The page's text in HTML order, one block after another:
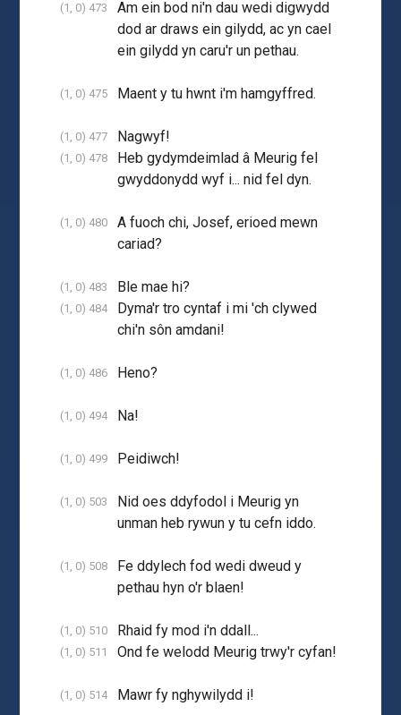
(1, 0) 473
Am ein bod ni'n dau wedi digwydd
dod ar draws ein gilydd, ac yn cael
ein gilydd yn caru'r un pethau.
(1, 0) 475 Maent y tu hwnt i'm hamgyffred.
(1, 0) 477 Nagwyf!
(1, 0) 478
Heb gydymdeimlad â Meurig fel
gwyddonydd wyf i... nid fel dyn.
(1, 0) 480
A fuoch chi, Josef, erioed mewn
cariad?
(1, 0) 483 Ble mae hi?
(1, 0) 484
Dyma'r tro cyntaf i mi 'ch clywed
chi'n sôn amdani!
(1, 0) 486 Heno?
(1, 0) 494 Na!
(1, 0) 499 Peidiwch!
(1, 0) 503
Nid oes ddyfodol i Meurig yn
unman heb rywun y tu cefn iddo.
(1, 0) 508
Fe ddylech fod wedi dweud y
pethau hyn o'r blaen!
(1, 0) 510 Rhaid fy mod i'n ddall...
(1, 0) 511 Ond fe welodd Meurig trwy'r cyfan!
(1, 0) 514 Mawr fy nghywilydd i!